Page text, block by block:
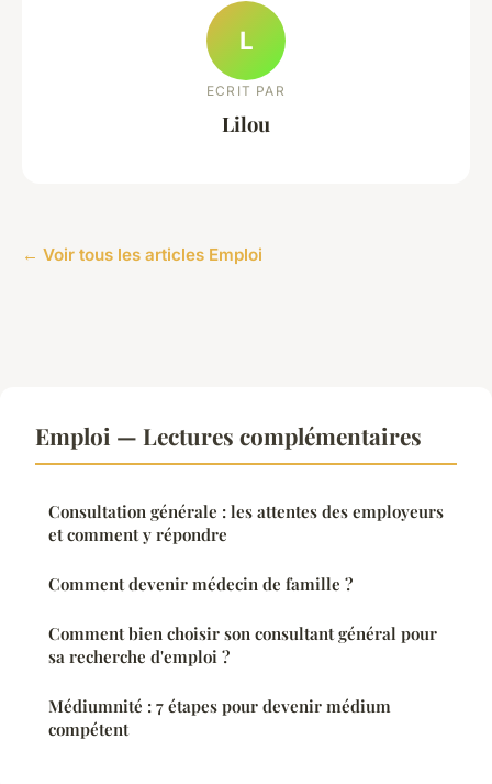
L
ECRIT PAR
Lilou
← Voir tous les articles Emploi
Emploi — Lectures complémentaires
Consultation générale : les attentes des employeurs
et comment y répondre
Comment devenir médecin de famille ?
Comment bien choisir son consultant général pour
sa recherche d'emploi ?
Médiumnité : 7 étapes pour devenir médium
compétent